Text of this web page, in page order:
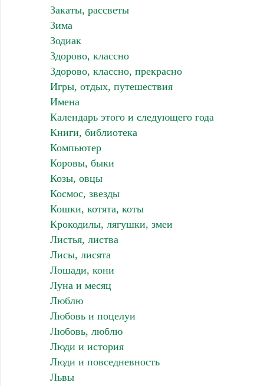
Закаты, рассветы
Зима
Зодиак
Здорово, классно
Здорово, классно, прекрасно
Игры, отдых, путешествия
Имена
Календарь этого и следующего года
Книги, библиотека
Компьютер
Коровы, быки
Козы, овцы
Космос, звезды
Кошки, котята, коты
Крокодилы, лягушки, змеи
Листья, листва
Лисы, лисята
Лошади, кони
Луна и месяц
Люблю
Любовь и поцелуи
Любовь, люблю
Люди и история
Люди и повседневность
Львы